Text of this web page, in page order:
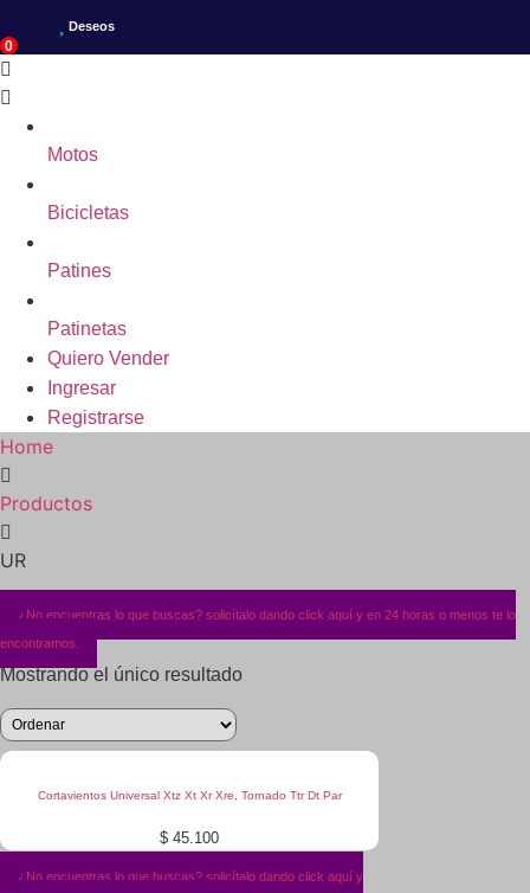
Deseos
0
Motos
Bicicletas
Patines
Patinetas
Quiero Vender
Ingresar
Registrarse
Home
Productos
UR
¿No encuentras lo que buscas? solicítalo dando click aquí y en 24 horas o menos te lo
encontramos.
Mostrando el único resultado
Cortavientos Universal Xtz Xt Xr Xre, Tornado Ttr Dt Par
$ 45.100
¿No encuentras lo que buscas? solicítalo dando click aquí y